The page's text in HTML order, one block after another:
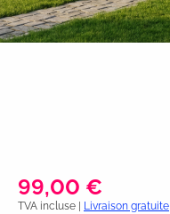
99,00 €
TVA incluse | Livraison gratuite